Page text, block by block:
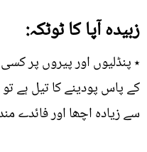
زبیدہ آپا کا ٹوٹکہ:
٭ پنڈلیوں اور پیروں پر
کے پاس پودینے کا تیل
سے زیادہ اچھا اور فائدے